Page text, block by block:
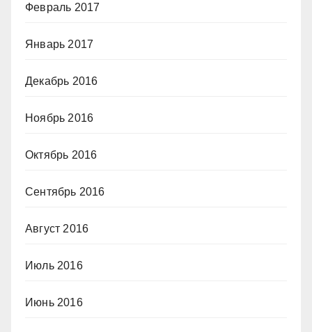
Февраль 2017
Январь 2017
Декабрь 2016
Ноябрь 2016
Октябрь 2016
Сентябрь 2016
Август 2016
Июль 2016
Июнь 2016